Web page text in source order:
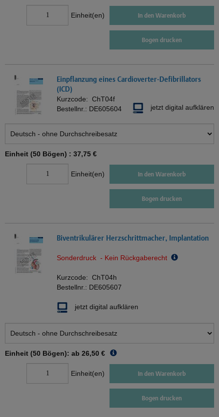
Einheit(en) In den Warenkorb
Bogen drucken
Einpflanzung eines Cardioverter-Defibrillators
(ICD)
Kurzcode: ChT04f
Bestellnr.: DE605604 jetzt digital aufklären
Einheit (50 Bögen) : 37,75 €
Einheit(en) In den Warenkorb
Bogen drucken
Biventrikulärer Herzschrittmacher, Implantation
Sonderdruck - Kein Rückgaberecht
Kurzcode: ChT04h
Bestellnr.: DE605607
jetzt digital aufklären
Einheit (50 Bögen): ab 26,50 €
Einheit(en) In den Warenkorb
Bogen drucken